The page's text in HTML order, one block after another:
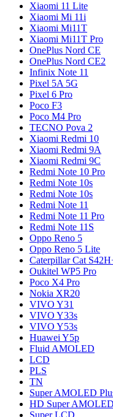
Xiaomi 11 Lite
Xiaomi Mi 11i
Xiaomi Mi11T
Xiaomi Mi11T Pro
OnePlus Nord CE
OnePlus Nord CE2
Infinix Note 11
Pixel 5A 5G
Pixel 6 Pro
Poco F3
Poco M4 Pro
TECNO Pova 2
Xiaomi Redmi 10
Xiaomi Redmi 9A
Xiaomi Redmi 9C
Redmi Note 10 Pro
Redmi Note 10s
Redmi Note 10s
Redmi Note 11
Redmi Note 11 Pro
Redmi Note 11S
Oppo Reno 5
Oppo Reno 5 Lite
Caterpillar Cat
Oukitel WP5 Pro
Poco X4 Pro
Nokia XR20
VIVO Y31
VIVO Y33s
VIVO Y53s
Huawei Y5p
Fluid AMOLED
LCD
PLS
TN
Super AMOLED
HD Super AMOLED
Super LCD